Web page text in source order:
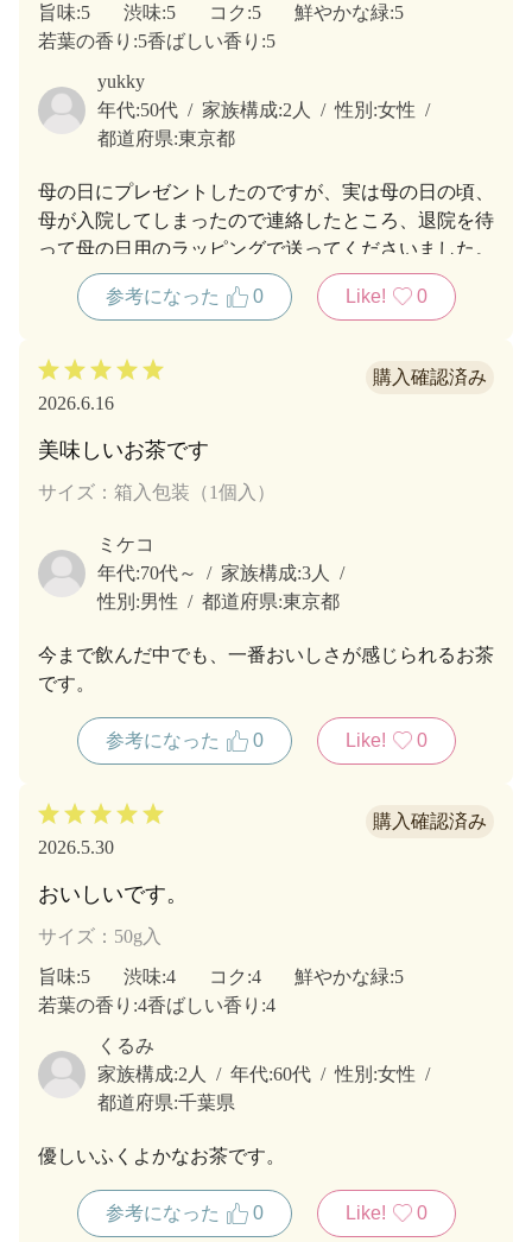
旨味:5 渋味:5 コク :5 鮮やかな緑:5
若葉の香り :5香ばしい香り :5
yukky
年代:50代 家族構成:2人 性別:女性
都道府県:東京都
母の日にプレゼントしたのですが、実は母の日の頃、
母が入院してしまったので連絡したところ、退院を待
って母の日用のラッピングで送ってくださいました。
母もとても喜びましたし、私も本当に嬉しかったで
参考になった 0 Like! 0
2026.6.16
美味しいお茶です
サイズ：箱入包装（1個入）
ミケコ
年代:70代～ 家族構成:3人
性別:男性 都道府県:東京都
今まで飲んだ中でも、一番おいしさが感じられるお茶
です。
参考になった 0 Like! 0
2026.5.30
おいしいです。
サイズ：50g入
旨味:5 渋味:4 コク :4 鮮やかな緑:5
若葉の香り :4香ばしい香り :4
くるみ
家族構成:2人 年代:60代 性別:女性
都道府県:千葉県
優しいふくよかなお茶です。
参考になった 0 Like! 0